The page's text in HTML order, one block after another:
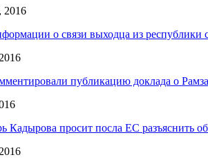
о связи выходца из республики
публикацию доклада о
Кадырова просит посла ЕС разъяснить